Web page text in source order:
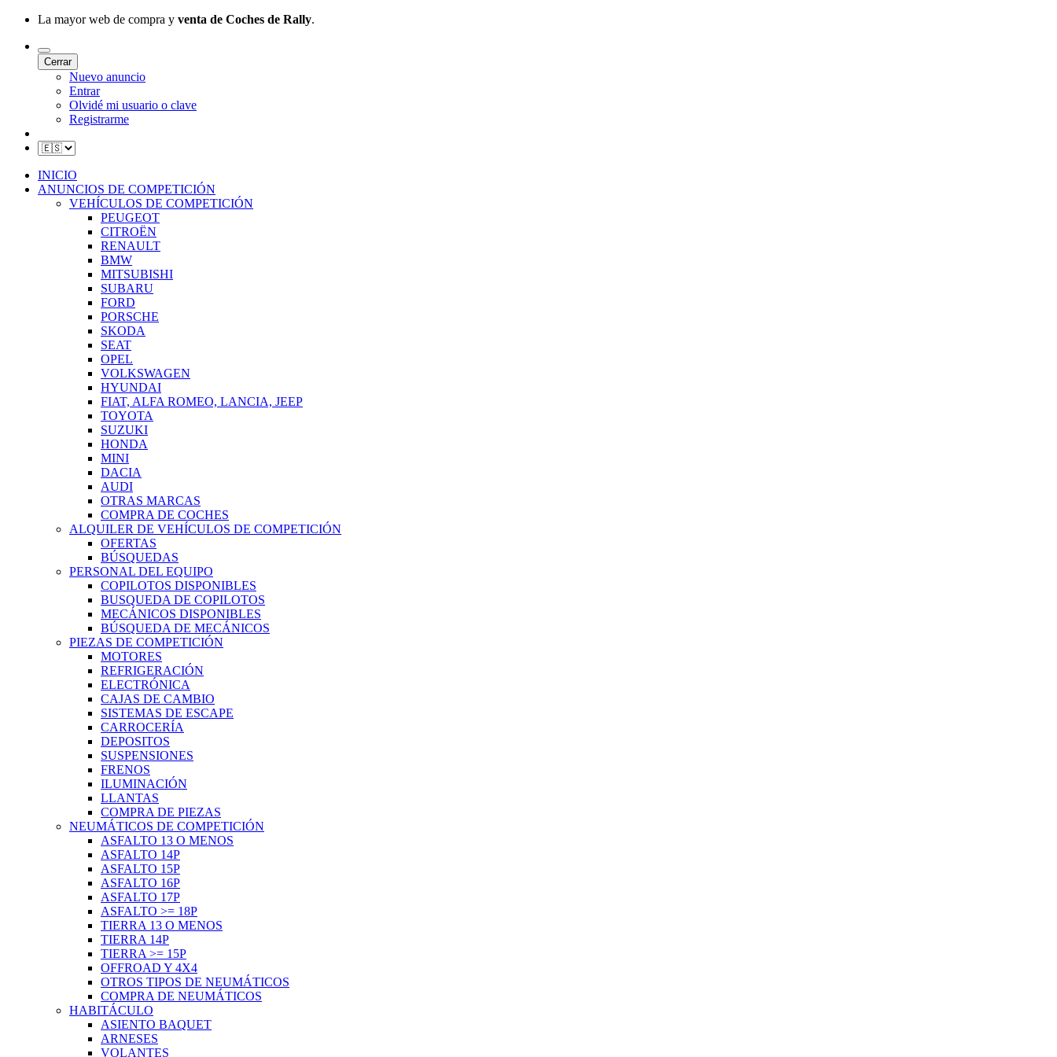
La mayor web de compra y venta de Coches de Rally.
Cerrar
Nuevo anuncio
Entrar
Olvidé mi usuario o clave
Registrarme
INICIO
ANUNCIOS DE COMPETICIÓN
VEHÍCULOS DE COMPETICIÓN
PEUGEOT
CITROËN
RENAULT
BMW
MITSUBISHI
SUBARU
FORD
PORSCHE
SKODA
SEAT
OPEL
VOLKSWAGEN
HYUNDAI
FIAT, ALFA ROMEO, LANCIA, JEEP
TOYOTA
SUZUKI
HONDA
MINI
DACIA
AUDI
OTRAS MARCAS
COMPRA DE COCHES
ALQUILER DE VEHÍCULOS DE COMPETICIÓN
OFERTAS
BÚSQUEDAS
PERSONAL DEL EQUIPO
COPILOTOS DISPONIBLES
BUSQUEDA DE COPILOTOS
MECÁNICOS DISPONIBLES
BÚSQUEDA DE MECÁNICOS
PIEZAS DE COMPETICIÓN
MOTORES
REFRIGERACIÓN
ELECTRÓNICA
CAJAS DE CAMBIO
SISTEMAS DE ESCAPE
CARROCERÍA
DEPOSITOS
SUSPENSIONES
FRENOS
ILUMINACIÓN
LLANTAS
COMPRA DE PIEZAS
NEUMÁTICOS DE COMPETICIÓN
ASFALTO 13 O MENOS
ASFALTO 14P
ASFALTO 15P
ASFALTO 16P
ASFALTO 17P
ASFALTO >= 18P
TIERRA 13 O MENOS
TIERRA 14P
TIERRA >= 15P
OFFROAD Y 4X4
OTROS TIPOS DE NEUMÁTICOS
COMPRA DE NEUMÁTICOS
HABITÁCULO
ASIENTO BAQUET
ARNESES
VOLANTES